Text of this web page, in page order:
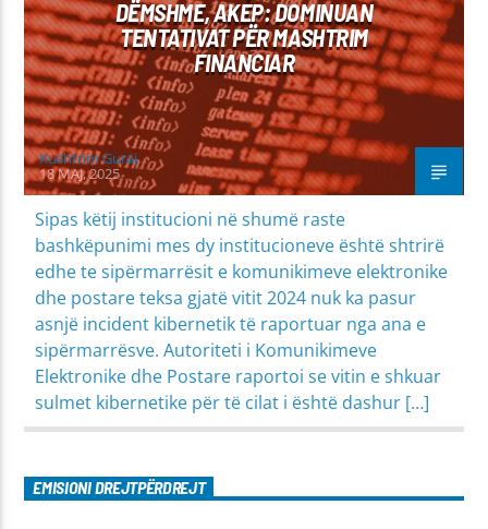
DËMSHME, AKEP: DOMINUAN
TENTATIVAT PËR MASHTRIM
FINANCIAR
Kushtrim Guraj
18 MAJ, 2025
Sipas këtij institucioni në shumë raste
bashkëpunimi mes dy institucioneve është shtrirë
edhe te sipërmarrësit e komunikimeve elektronike
dhe postare teksa gjatë vitit 2024 nuk ka pasur
asnjë incident kibernetik të raportuar nga ana e
sipërmarrësve. Autoriteti i Komunikimeve
Elektronike dhe Postare raportoi se vitin e shkuar
sulmet kibernetike për të cilat i është dashur […]
EMISIONI DREJTPËRDREJT